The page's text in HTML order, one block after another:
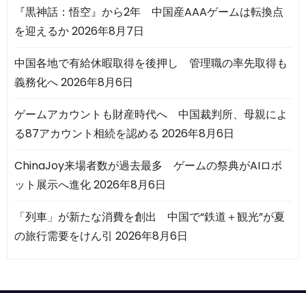
『黒神話：悟空』から2年 中国産AAAゲームは転換点
を迎えるか2026年8月7日
中国各地で有給休暇取得を後押し 管理職の率先取得も
義務化へ2026年8月6日
ゲームアカウントも財産時代へ 中国裁判所、母親によ
る87アカウント相続を認める 2026年8月6日
ChinaJoy来場者数が過去最多 ゲームの祭典がAIロボ
ット展示へ進化2026年8月6日
「列車」が新たな消費を創出 中国で“鉄道＋観光”が夏
の旅行需要をけん引 2026年8月6日